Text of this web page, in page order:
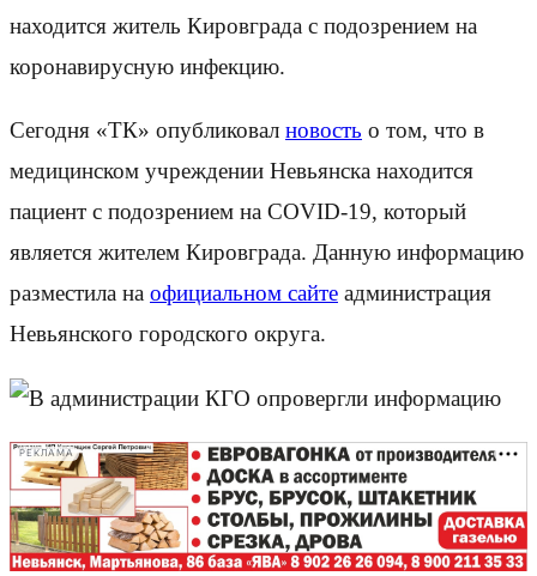
находится житель Кировграда с подозрением на
коронавирусную инфекцию.
Сегодня «ТК» опубликовал новость о том, что в
медицинском учреждении Невьянска находится
пациент с подозрением на COVID-19, который
является жителем Кировграда. Данную информацию
разместила на официальном сайте администрация
Невьянского городского округа.
РЕКЛАМА